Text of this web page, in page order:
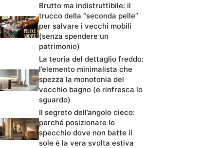
Brutto ma indistruttibile: il
trucco della “seconda pelle”
per salvare i vecchi mobili
(senza spendere un
patrimonio)
La teoria del dettaglio freddo:
l’elemento minimalista che
spezza la monotonia del
vecchio bagno (e rinfresca lo
sguardo)
Il segreto dell’angolo cieco:
perché posizionare lo
specchio dove non batte il
sole è la vera svolta estiva